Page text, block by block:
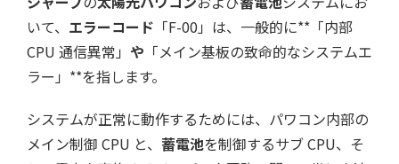
いて、 エラーコード 「F-00」は、一般的に**「内部
CPU 通信異常」 や 「メイン基板の致命的なシステムエ
ラー」**を指します。
システムが正常に動作するためには、パワコン内部の
メイン制御 CPU と、 蓄電池を制御するサブ CPU、そ